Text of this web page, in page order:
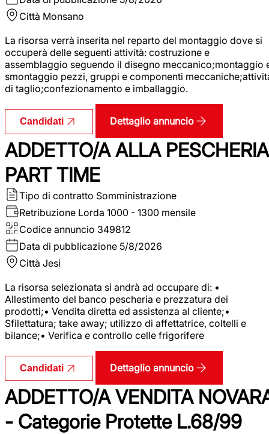
Città Monsano
La risorsa verrà inserita nel reparto del montaggio dove si
occuperà delle seguenti attività: costruzione e
assemblaggio seguendo il disegno meccanico;montaggio
smontaggio pezzi, gruppi e componenti
di taglio;confezionamento e imballaggio.
Candidati Dettaglio annuncio
ADDETTO/A ALLA PESCHERIA
PART TIME
Tipo di contratto Somministrazione
Retribuzione Lorda 1000 - 1300 mensile
Codice annuncio 349812
Data di pubblicazione 5/8/2026
Città Jesi
La risorsa selezionata si andrà ad occupare di: •
Allestimento del banco pescheria e prezzatura dei
prodotti;• Vendita diretta ed assistenza al cliente;•
Sfilettatura; take away; utilizzo di affettatrice, coltelli e
bilance;• Verifica e controllo celle frigorifere
Candidati Dettaglio annuncio
ADDETTO/A VENDITA
- Categorie Protette L.68/99